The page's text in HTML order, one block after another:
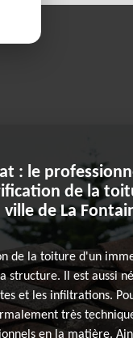
: le
de la
de La
de la toiture d'un
structure. Il est aussi
et les infiltrations.
très
en la matière.